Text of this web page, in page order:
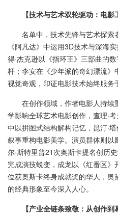
【技术与艺术双轮驱动：电影
名单中，技术先锋与艺术探索
《阿凡达》中运用3D技术与深海
得·杰克逊以《指环王》三部曲的
杆；李安在《少年派的奇幻漂流
视觉奇观，印证电影技术始终服务
在创作领域，作者电影人持续
学影响全球艺术电影创作，查理·
中以拼图式结构解构记忆，昆汀·
叙事重构电影美学。演员群体则
尔·斯特里普21次奥斯卡提名创历
完成演技蜕变，成龙以《红番区
位获奥斯卡终身成就奖的华人，奥
的经典形象至今深入人心。
【产业全链条致敬：从创作到